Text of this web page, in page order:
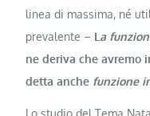
linea di massima, né
prevalente – L a
ne deriva che avremo
detta anche funzione
Lo studio del Tema